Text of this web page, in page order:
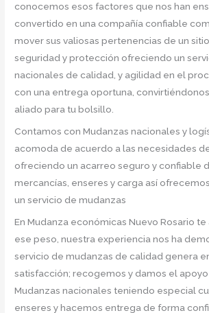
conocemos esos factores que nos han
convertido en una compañía confiable
mover sus valiosas pertenencias de un
seguridad y protección ofreciendo un
nacionales de calidad, y agilidad en el
con una entrega oportuna,
aliado para tu bolsillo.
Contamos con Mudanzas nacionales y
acomoda de acuerdo a las necesidades
ofreciendo un acarreo seguro y confiable
mercancías, enseres y carga así
un servicio de mudanzas
En Mudanza económicas Nuevo Rosario
ese peso, nuestra experiencia nos ha
servicio de mudanzas de calidad genera
satisfacción; recogemos y damos el
Mudanzas nacionales teniendo especial
enseres y hacemos entrega de forma